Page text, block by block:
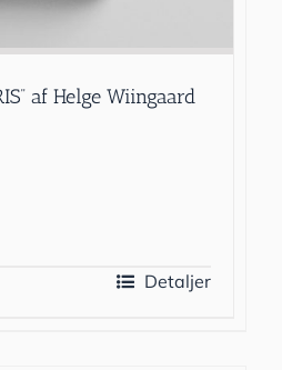
af Helge Wiingaard
Detaljer